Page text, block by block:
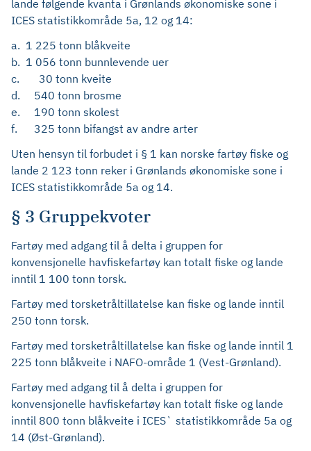
lande følgende kvanta i Grønlands økonomiske sone i
ICES statistikkområde 5a, 12 og 14:
a. 1 225 tonn blåkveite
b. 1 056 tonn bunnlevende uer
c. 30 tonn kveite
d. 540 tonn brosme
e. 190 tonn skolest
f. 325 tonn bifangst av andre arter
Uten hensyn til forbudet i § 1 kan norske fartøy fiske og
lande 2 123 tonn reker i Grønlands økonomiske sone i
ICES statistikkområde 5a og 14.
§ 3 Gruppekvoter
Fartøy med adgang til å delta i gruppen for
konvensjonelle havfiskefartøy kan totalt fiske og lande
inntil 1 100 tonn torsk.
Fartøy med torsketråltillatelse kan fiske og lande inntil
250 tonn torsk.
Fartøy med torsketråltillatelse kan fiske og lande inntil 1
225 tonn blåkveite i NAFO-område 1 (Vest-Grønland).
Fartøy med adgang til å delta i gruppen for
konvensjonelle havfiskefartøy kan totalt fiske og lande
inntil 800 tonn blåkveite i ICES` statistikkområde 5a og
14 (Øst-Grønland).